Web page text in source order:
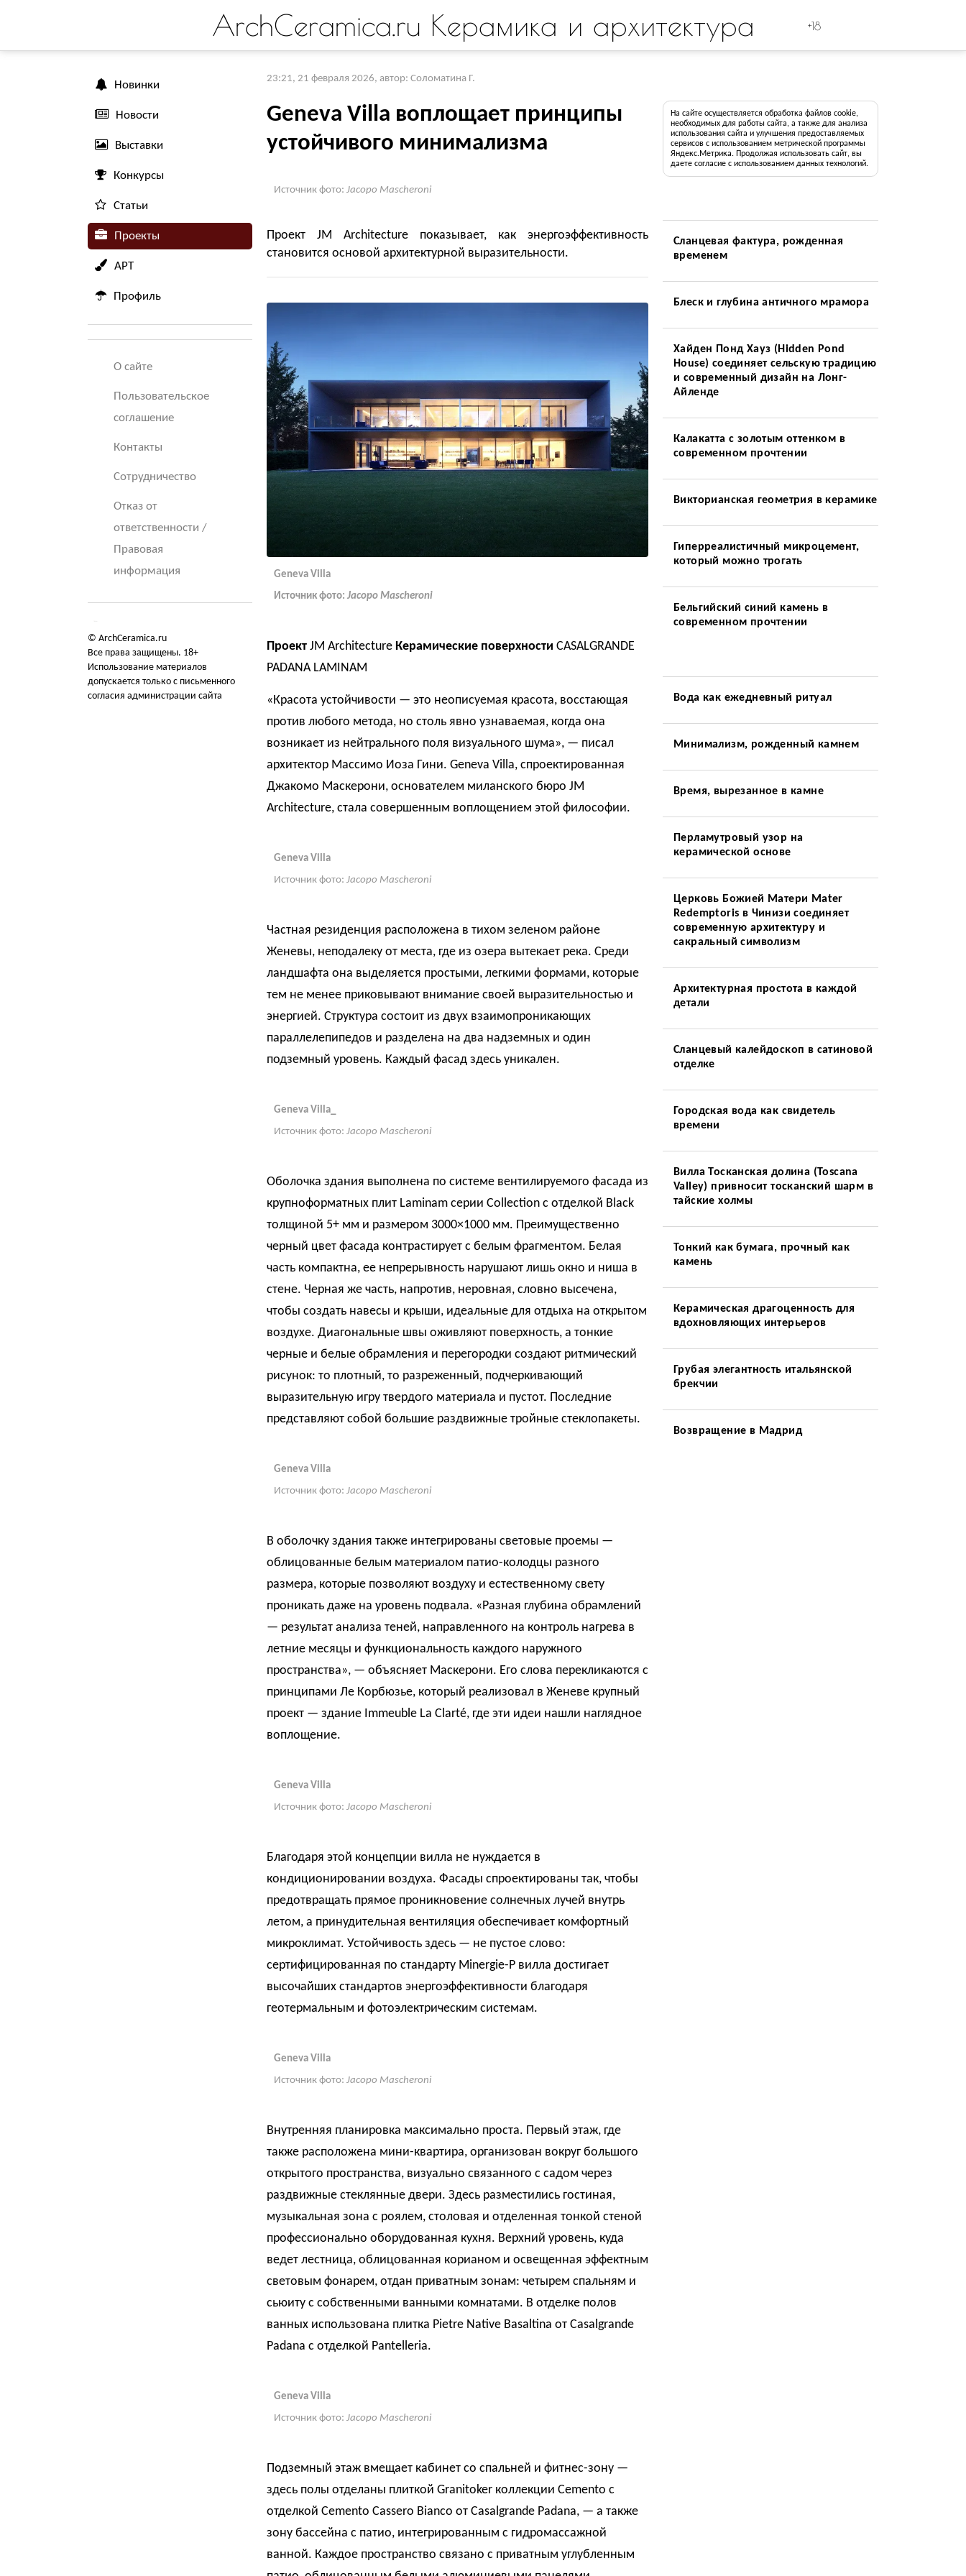
ArchCeramica.ru Керамика и архитектура +18
Новинки
Новости
Выставки
Конкурсы
Статьи
Проекты
АРТ
Профиль
О сайте
Пользовательское
соглашение
Контакты
Сотрудничество
Отказ от
ответственности /
Правовая
информация
© ArchCeramica.ru
Все права защищены. 18+
Использование материалов
допускается только с письменного
согласия администрации сайта
23:21, 21 февраля 2026, автор: Соломатина Г.
Geneva Villa воплощает принципы
устойчивого минимализма
Источник фото: Jacopo Mascheroni
Проект JM Architecture показывает, как энергоэффективность
становится основой архитектурной выразительности.
Geneva Villa
Источник фото: Jacopo Mascheroni
Проект JM Architecture Керамические поверхности CASALGRANDE
PADANA LAMINAM
«Красота устойчивости — это неописуемая красота, восстающая
против любого метода, но столь явно узнаваемая, когда она
возникает из нейтрального поля визуального шума», — писал
архитектор Массимо Иоза Гини. Geneva Villa, спроектированная
Джакомо Маскерони, основателем миланского бюро JM
Architecture, стала совершенным воплощением этой философии.
Geneva Villa
Источник фото: Jacopo Mascheroni
Частная резиденция расположена в тихом зеленом районе
Женевы, неподалеку от места, где из озера вытекает река. Среди
ландшафта она выделяется простыми, легкими формами, которые
тем не менее приковывают внимание своей выразительностью и
энергией. Структура состоит из двух взаимопроникающих
параллелепипедов и разделена на два надземных и один
подземный уровень. Каждый фасад здесь уникален.
Geneva Villa_
Источник фото: Jacopo Mascheroni
Оболочка здания выполнена по системе вентилируемого фасада из
крупноформатных плит Laminam серии Collection с отделкой Black
толщиной 5+ мм и размером 3000×1000 мм. Преимущественно
черный цвет фасада контрастирует с белым фрагментом. Белая
часть компактна, ее непрерывность нарушают лишь окно и ниша в
стене. Черная же часть, напротив, неровная, словно высечена,
чтобы создать навесы и крыши, идеальные для отдыха на открытом
воздухе. Диагональные швы оживляют поверхность, а тонкие
черные и белые обрамления и перегородки создают ритмический
рисунок: то плотный, то разреженный, подчеркивающий
выразительную игру твердого материала и пустот. Последние
представляют собой большие раздвижные тройные стеклопакеты.
Geneva Villa
Источник фото: Jacopo Mascheroni
В оболочку здания также интегрированы световые проемы —
облицованные белым материалом патио-колодцы разного
размера, которые позволяют воздуху и естественному свету
проникать даже на уровень подвала. «Разная глубина обрамлений
— результат анализа теней, направленного на контроль нагрева в
летние месяцы и функциональность каждого наружного
пространства», — объясняет Маскерони. Его слова перекликаются с
принципами Ле Корбюзье, который реализовал в Женеве крупный
проект — здание Immeuble La Clarté, где эти идеи нашли наглядное
воплощение.
Geneva Villa
Источник фото: Jacopo Mascheroni
Благодаря этой концепции вилла не нуждается в
кондиционировании воздуха. Фасады спроектированы так, чтобы
предотвращать прямое проникновение солнечных лучей внутрь
летом, а принудительная вентиляция обеспечивает комфортный
микроклимат. Устойчивость здесь — не пустое слово:
сертифицированная по стандарту Minergie-P вилла достигает
высочайших стандартов энергоэффективности благодаря
геотермальным и фотоэлектрическим системам.
Geneva Villa
Источник фото: Jacopo Mascheroni
Внутренняя планировка максимально проста. Первый этаж, где
также расположена мини-квартира, организован вокруг большого
открытого пространства, визуально связанного с садом через
раздвижные стеклянные двери. Здесь разместились гостиная,
музыкальная зона с роялем, столовая и отделенная тонкой стеной
профессионально оборудованная кухня. Верхний уровень, куда
ведет лестница, облицованная корианом и освещенная эффектным
световым фонарем, отдан приватным зонам: четырем спальням и
сьюиту с собственными ванными комнатами. В отделке полов
ванных использована плитка Pietre Native Basaltina от Casalgrande
Padana с отделкой Pantelleria.
Geneva Villa
Источник фото: Jacopo Mascheroni
Подземный этаж вмещает кабинет со спальней и фитнес-зону —
здесь полы отделаны плиткой Granitoker коллекции Cemento с
отделкой Cemento Cassero Bianco от Casalgrande Padana, — а также
зону бассейна с патио, интегрированным с гидромассажной
ванной. Каждое пространство связано с приватным углубленным
На сайте осуществляется обработка файлов cookie,
необходимых для работы сайта, а также для анализа
использования сайта и улучшения предоставляемых
сервисов с использованием метрической программы
Яндекс.Метрика. Продолжая использовать сайт, вы
даете согласие с использованием данных технологий.
Сланцевая фактура, рожденная
временем
Блеск и глубина античного мрамора
Хайден Понд Хауз (Hidden Pond
House) соединяет сельскую традицию
и современный дизайн на Лонг-
Айленде
Калакатта с золотым оттенком в
современном прочтении
Викторианская геометрия в керамике
Гиперреалистичный микроцемент,
который можно трогать
Бельгийский синий камень в
современном прочтении
Вода как ежедневный ритуал
Минимализм, рожденный камнем
Время, вырезанное в камне
Перламутровый узор на
керамической основе
Церковь Божией Матери Mater
Redemptoris в Чинизи соединяет
современную архитектуру и
сакральный символизм
Архитектурная простота в каждой
детали
Сланцевый калейдоскоп в сатиновой
отделке
Городская вода как свидетель
времени
Вилла Тосканская долина (Toscana
Valley) привносит тосканский шарм в
тайские холмы
Тонкий как бумага, прочный как
камень
Керамическая драгоценность для
вдохновляющих интерьеров
Грубая элегантность итальянской
брекчии
Возвращение в Мадрид